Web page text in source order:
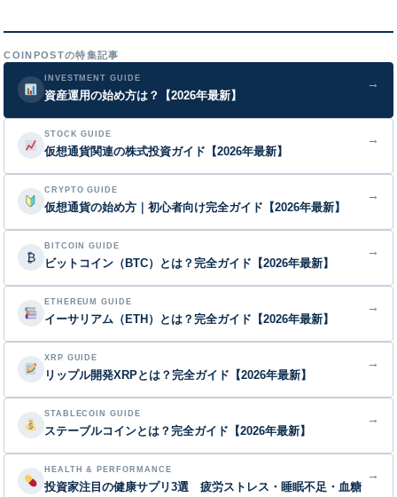
COINPOSTの特集記事
INVESTMENT GUIDE
資産運用の始め方は？【2026年最新】
→
STOCK GUIDE
仮想通貨関連の株式投資ガイド【2026年最新】
→
CRYPTO GUIDE
仮想通貨の始め方｜初心者向け完全ガイド【2026年最新】
→
₿
BITCOIN GUIDE
ビットコイン（BTC）とは？完全ガイド【2026年最新】
→
ETHEREUM GUIDE
イーサリアム（ETH）とは？完全ガイド【2026年最新】
→
XRP GUIDE
リップル開発XRPとは？完全ガイド【2026年最新】
→
STABLECOIN GUIDE
ステーブルコインとは？完全ガイド【2026年最新】
→
HEALTH & PERFORMANCE
投資家注目の健康サプリ3選 疲労ストレス・睡眠不足・血糖
→